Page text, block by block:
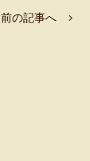
前の記事へ